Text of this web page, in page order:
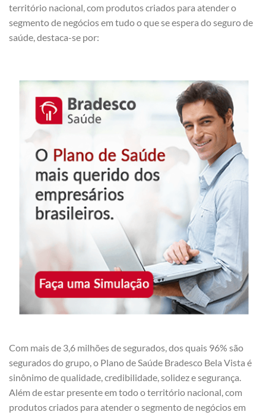
território nacional, com produtos criados para atender o
segmento de negócios em tudo o que se espera do seguro de
saúde, destaca-se por:
Com mais de 3,6 milhões de segurados, dos quais 96% são
segurados do grupo, o Plano de Saúde Bradesco Bela Vista é
sinônimo de qualidade, credibilidade, solidez e segurança.
Além de estar presente em todo o território nacional, com
produtos criados para atender o segmento de negócios em